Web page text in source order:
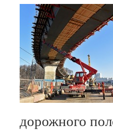
дорожного